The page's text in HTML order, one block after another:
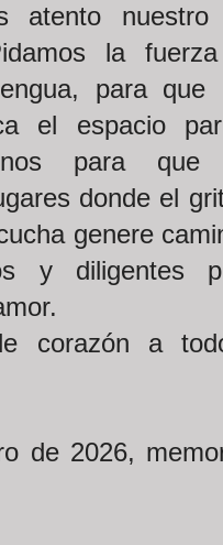
atento
la
para que
el espacio
para
donde el
genere
y diligentes
corazón a
de 2026,